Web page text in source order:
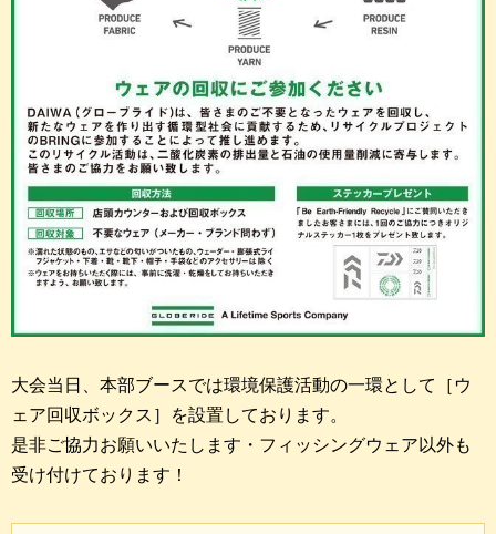
大会当日、本部ブースでは環境保護活動の一環として［ウ
ェア回収ボックス］を設置しております。
是非ご協力お願いいたします・フィッシングウェア以外も
受け付けております！